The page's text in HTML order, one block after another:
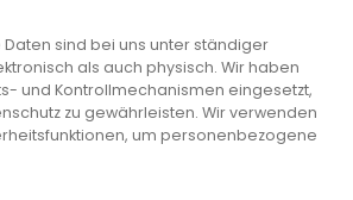
sind bei uns unter ständiger
als auch physisch. Wir haben
und Kontrollmechanismen eingesetzt,
zu gewährleisten. Wir verwenden
um personenbezogene